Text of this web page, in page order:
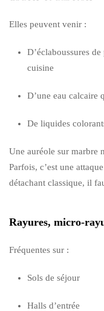
Elles peuvent venir :
D’éclaboussures
cuisine
D’une eau calcaire
De liquides
Une auréole sur marbre
Parfois, c’est une
détachant classique, il
Rayures, micro-
Fréquentes sur :
Sols de séjour
Halls d’entrée